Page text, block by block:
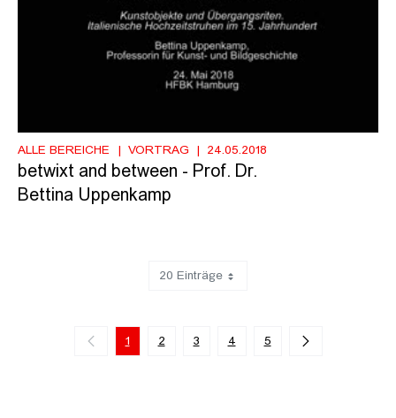
ALLE BEREICHE VORTRAG 24.05.2018
betwixt and between - Prof. Dr.
Bettina Uppenkamp
20 Einträge
1 2 3 4 5